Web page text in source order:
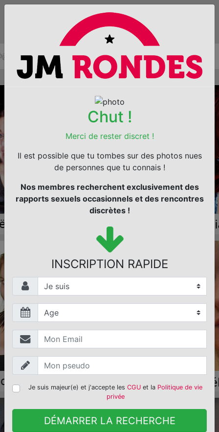
Chut !
Merci de rester discret !
Il est possible que tu tombes sur des photos nues
de personnes que tu connais !
Nos membres recherchent exclusivement des
rapports sexuels occasionnels et des rencontres
discrètes !
INSCRIPTION RAPIDE
Je suis majeur(e) et j'accepte les CGU et la Politique de vie
privée
DÉMARRER LA RECHERCHE